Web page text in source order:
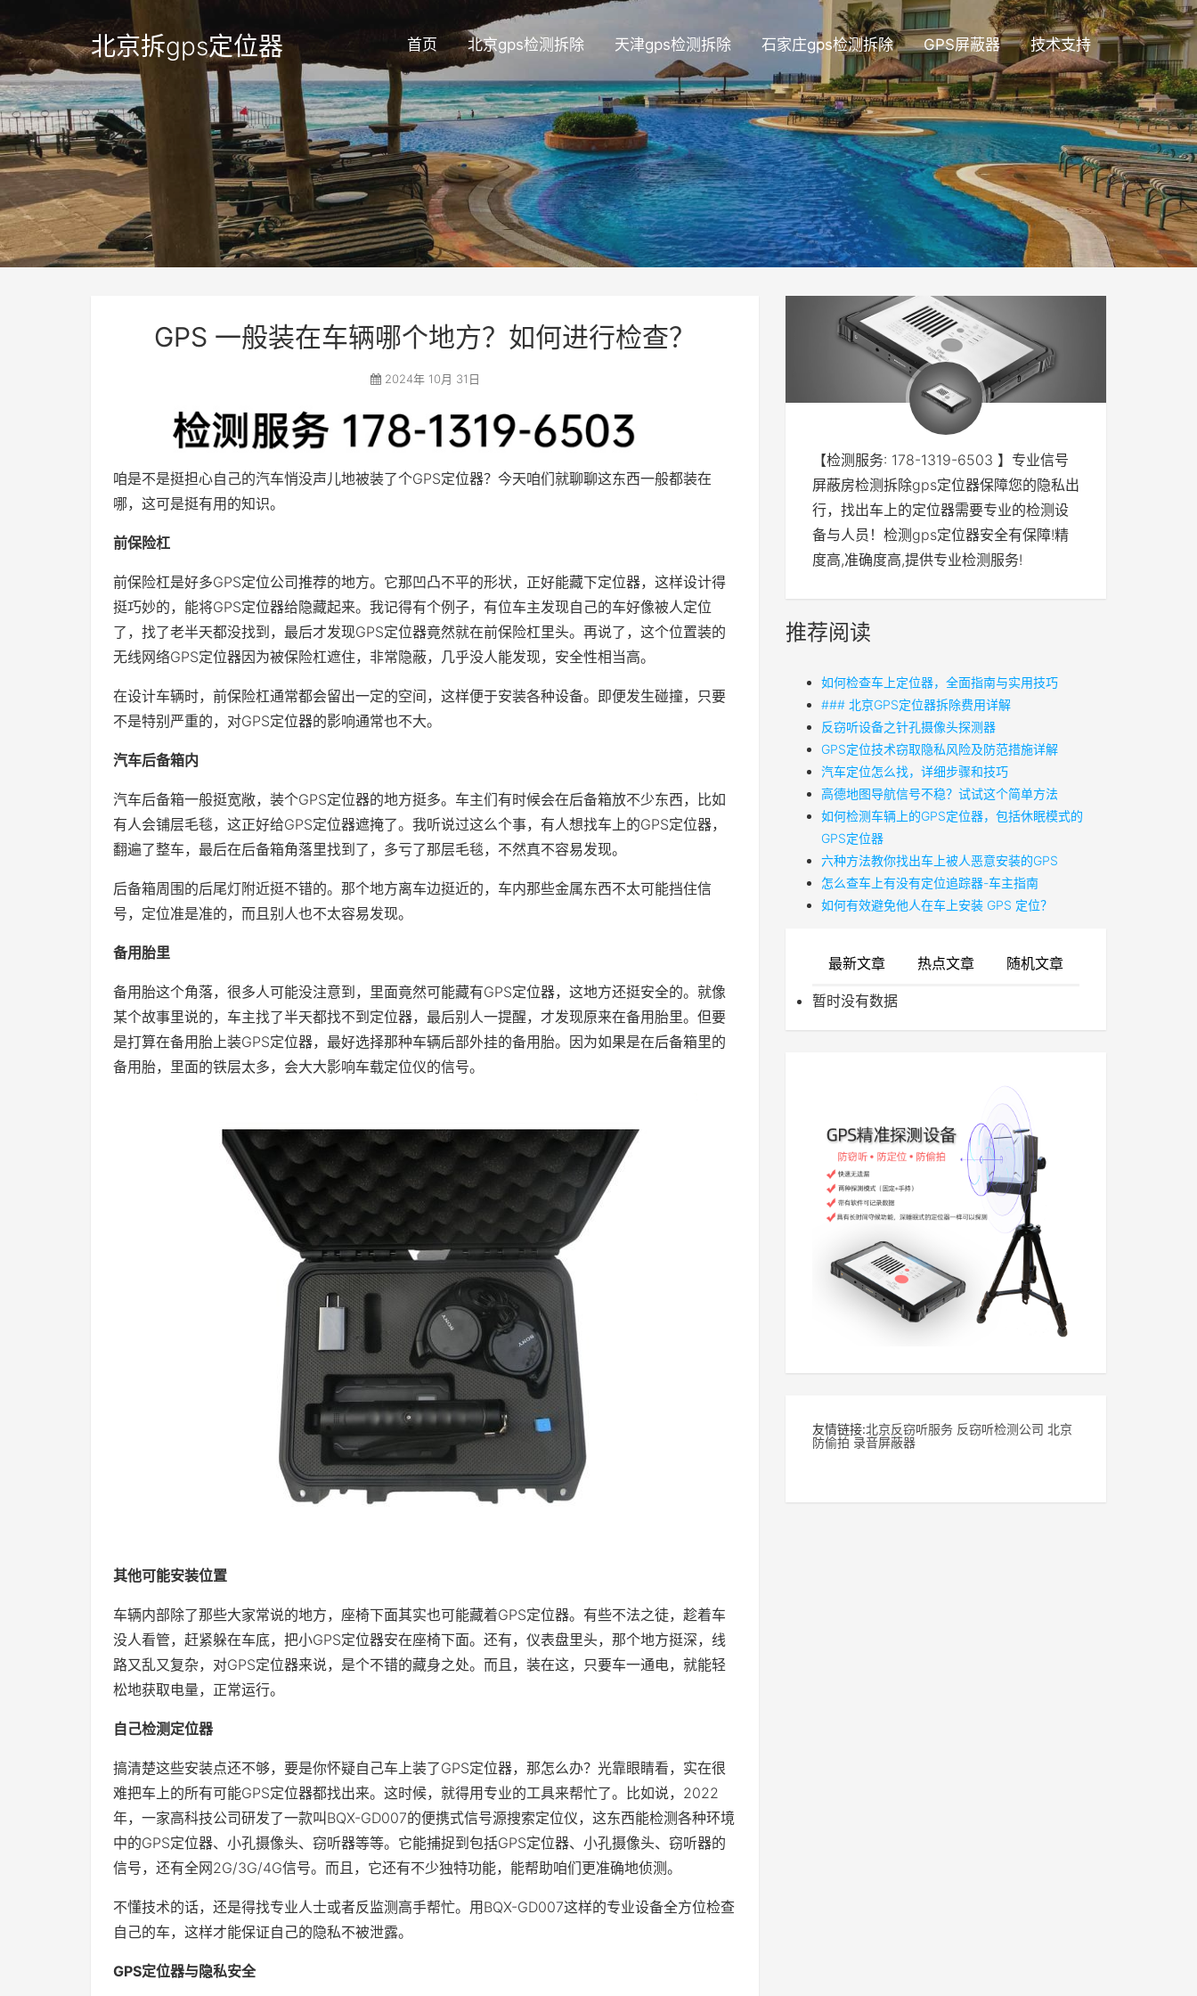
北京拆gps定位器 首页 北京gps检测拆除 天津gps检测拆除 石家庄gps检测拆除 GPS屏蔽器 技术支持
GPS 一般装在车辆哪个地方？如何进行检查？
2024年 10月 31日
咱是不是挺担心自己的汽车悄没声儿地被装了个GPS定位器？今天咱们就聊聊这东西一般都装在
哪，这可是挺有用的知识。
前保险杠
前保险杠是好多GPS定位公司推荐的地方。它那凹凸不平的形状，正好能藏下定位器，这样设计得
挺巧妙的，能将GPS定位器给隐藏起来。我记得有个例子，有位车主发现自己的车好像被人定位
了，找了老半天都没找到，最后才发现GPS定位器竟然就在前保险杠里头。再说了，这个位置装的
无线网络GPS定位器因为被保险杠遮住，非常隐蔽，几乎没人能发现，安全性相当高。
在设计车辆时，前保险杠通常都会留出一定的空间，这样便于安装各种设备。即便发生碰撞，只要
不是特别严重的，对GPS定位器的影响通常也不大。
汽车后备箱内
汽车后备箱一般挺宽敞，装个GPS定位器的地方挺多。车主们有时候会在后备箱放不少东西，比如
有人会铺层毛毯，这正好给GPS定位器遮掩了。我听说过这么个事，有人想找车上的GPS定位器，
翻遍了整车，最后在后备箱角落里找到了，多亏了那层毛毯，不然真不容易发现。
后备箱周围的后尾灯附近挺不错的。那个地方离车边挺近的，车内那些金属东西不太可能挡住信
号，定位准是准的，而且别人也不太容易发现。
备用胎里
备用胎这个角落，很多人可能没注意到，里面竟然可能藏有GPS定位器，这地方还挺安全的。就像
某个故事里说的，车主找了半天都找不到定位器，最后别人一提醒，才发现原来在备用胎里。但要
是打算在备用胎上装GPS定位器，最好选择那种车辆后部外挂的备用胎。因为如果是在后备箱里的
备用胎，里面的铁层太多，会大大影响车载定位仪的信号。
其他可能安装位置
车辆内部除了那些大家常说的地方，座椅下面其实也可能藏着GPS定位器。有些不法之徒，趁着车
没人看管，赶紧躲在车底，把小GPS定位器安在座椅下面。还有，仪表盘里头，那个地方挺深，线
路又乱又复杂，对GPS定位器来说，是个不错的藏身之处。而且，装在这，只要车一通电，就能轻
松地获取电量，正常运行。
自己检测定位器
搞清楚这些安装点还不够，要是你怀疑自己车上装了GPS定位器，那怎么办？光靠眼睛看，实在很
难把车上的所有可能GPS定位器都找出来。这时候，就得用专业的工具来帮忙了。比如说，2022
年，一家高科技公司研发了一款叫BQX-GD007的便携式信号源搜索定位仪，这东西能检测各种环境
中的GPS定位器、小孔摄像头、窃听器等等。它能捕捉到包括GPS定位器、小孔摄像头、窃听器的
信号，还有全网2G/3G/4G信号。而且，它还有不少独特功能，能帮助咱们更准确地侦测。
不懂技术的话，还是得找专业人士或者反监测高手帮忙。用BQX-GD007这样的专业设备全方位检查
自己的车，这样才能保证自己的隐私不被泄露。
GPS定位器与隐私安全
【检测服务: 178-1319-6503 】专业信号
屏蔽房检测拆除gps定位器保障您的隐私出
行，找出车上的定位器需要专业的检测设
备与人员！检测gps定位器安全有保障!精
度高,准确度高,提供专业检测服务!
推荐阅读
如何检查车上定位器，全面指南与实用技巧
### 北京GPS定位器拆除费用详解
反窃听设备之针孔摄像头探测器
GPS定位技术窃取隐私风险及防范措施详解
汽车定位怎么找，详细步骤和技巧
高德地图导航信号不稳？试试这个简单方法
如何检测车辆上的GPS定位器，包括休眠模式的
GPS定位器
六种方法教你找出车上被人恶意安装的GPS
怎么查车上有没有定位追踪器-车主指南
如何有效避免他人在车上安装 GPS 定位？
最新文章 热点文章 随机文章
暂时没有数据
友情链接:北京反窃听服务 反窃听检测公司 北京
防偷拍 录音屏蔽器